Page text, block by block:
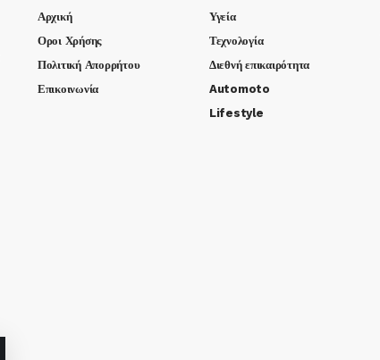
Αρχική
Οροι Χρήσης
Πολιτική Απορρήτου
Επικοινωνία
Υγεία
Τεχνολογία
Διεθνή επικαιρότητα
Automoto
Lifestyle